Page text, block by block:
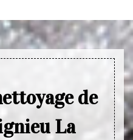
de
La